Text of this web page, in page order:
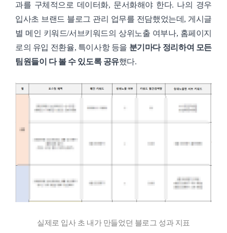
과를 구체적으로 데이터화, 문서화해야 한다. 나의 경우
입사초 브랜드 블로그 관리 업무를 전담했었는데, 게시글
별 메인 키워드/서브키워드의 상위노출 여부나, 홈페이지
로의 유입 전환율, 특이사항 등을 분기마다 정리하여 모든
팀원들이 다 볼 수 있도록 공유했다.
실제로 입사 초 내가 만들었던 블로그 성과 지표